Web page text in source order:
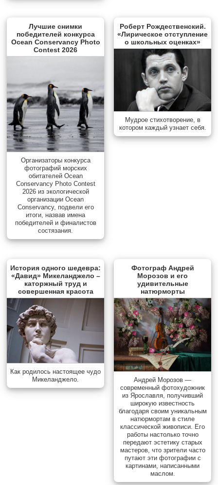
Лучшие снимки
победителей конкурса
Ocean Conservancy Photo
Contest 2026
Организаторы конкурса
фотографий морских
обитателей Ocean
Conservancy Photo Contest
2026 из экологической
организации Ocean
Conservancy, подвели его
итоги, назвав имена
победителей и финалистов
состязания.
Роберт Рождественский.
«Лирическое отступление
о школьных оценках»
Мудрое стихотворение, в
котором каждый узнает себя.
История одного шедевра:
«Давид» Микеланджело –
каторжный труд и
совершенная красота
Как родилось настоящее чудо
Микеланджело.
Фотограф Андрей
Морозов и его
удивительные
натюрморты
Андрей Морозов —
современный фотохудожник
из Ярославля, получивший
широкую известность
благодаря своим уникальным
натюрмортам в стиле
классической живописи. Его
работы настолько точно
передают эстетику старых
мастеров, что зрители часто
путают эти фотографии с
картинами, написанными
маслом.